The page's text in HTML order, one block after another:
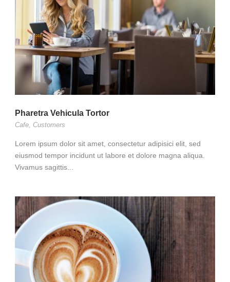
Pharetra Vehicula Tortor
Cafe, Customers
Lorem ipsum dolor sit amet, consectetur adipisici elit, sed
eiusmod tempor incidunt ut labore et dolore magna aliqua.
Vivamus sagittis...